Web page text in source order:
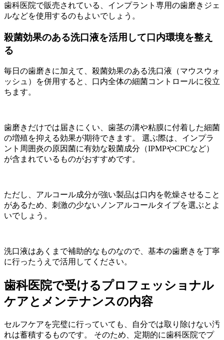
歯科医院で販売されている、インプラント専用の歯磨きジェ
ルなどを使用するのもよいでしょう。
殺菌効果のある洗口液を活用して口内環境を整え
る
毎日の歯磨きに加えて、殺菌効果のある洗口液（マウスウォ
ッシュ）を併用すると、口内全体の細菌コントロールに役立
ちます。
歯磨きだけでは届きにくい、歯茎の溝や粘膜に付着した細菌
の増殖を抑える効果が期待できます。 選ぶ際は、インプラ
ント周囲炎の原因菌に有効な殺菌成分（IPMPやCPCなど）
が含まれているものがおすすめです。
ただし、アルコール成分が強い製品は口内を乾燥させること
があるため、刺激の少ないノンアルコールタイプを選ぶとよ
いでしょう。
洗口液はあくまで補助的なものなので、基本の歯磨きを丁寧
に行ったうえで活用してください。
歯科医院で受けるプロフェッショナル
ケアとメンテナンスの内容
セルフケアを完璧に行っていても、自分では取り除けない汚
れは蓄積するものです。 そのため、定期的に歯科医院でプ